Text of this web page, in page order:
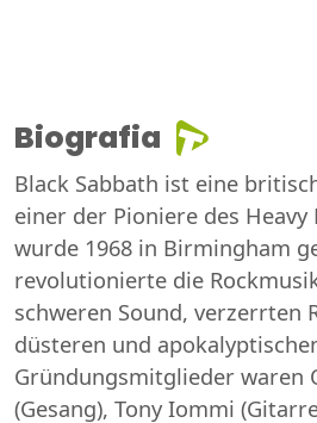
Biografia
Black Sabbath ist eine
einer der Pioniere des
wurde 1968 in Birmingham
revolutionierte die
schweren Sound, verzerrten
düsteren und
Gründungsmitglieder waren
(Gesang), Tony Iommi